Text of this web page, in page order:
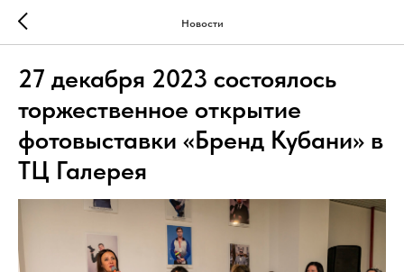
Новости
27 декабря 2023 состоялось
торжественное открытие
фотовыставки «Бренд Кубани» в
ТЦ Галерея